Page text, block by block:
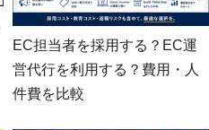
EC担当者を採用する？EC運
営代行を利用する？費用・人
件費を比較